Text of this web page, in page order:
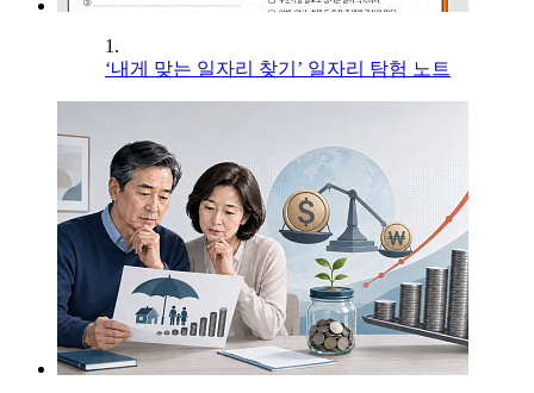
1.
‘내게 맞는 일자리 찾기’ 일자리 탐험 노트